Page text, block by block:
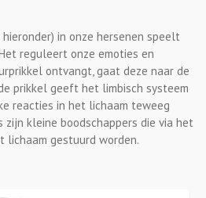
in onze hersenen speelt
reguleert onze emoties en
ontvangt, gaat deze naar de
prikkel geeft het limbisch systeem
reacties in het lichaam teweeg
zijn kleine boodschappers die via het
lichaam gestuurd worden.